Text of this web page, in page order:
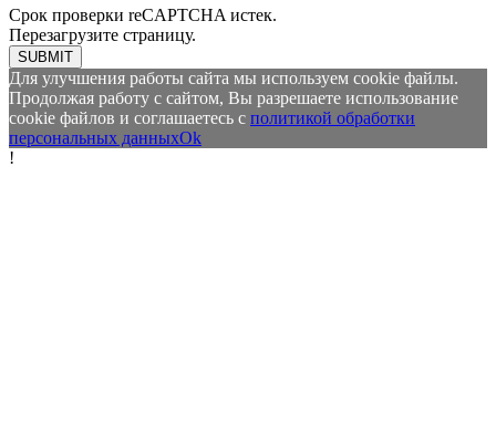
Срок проверки reCAPTCHA истек.
Перезагрузите страницу.
SUBMIT
Для улучшения работы сайта мы используем cookie файлы.
Продолжая работу с сайтом, Вы разрешаете использование
cookie файлов и соглашаетесь с политикой обработки
персональных данныхOk
!